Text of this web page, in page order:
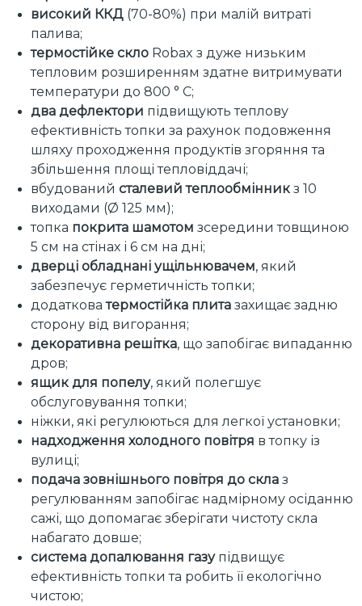
високий ККД (70-80%) при малій витраті
палива;
термостійке скло Robax з дуже низьким
тепловим розширенням здатне витримувати
температури до 800 ° C;
два дефлектори підвищують теплову
ефективність топки за рахунок подовження
шляху проходження продуктів згоряння та
збільшення площі тепловіддачі;
вбудований сталевий теплообмінник з 10
виходами (Ø 125 мм);
топка покрита шамотом зсередини товщиною
5 см на стінах і 6 см на дні;
дверці обладнані ущільнювачем, який
забезпечує герметичність топки;
додатковатермостійка плита захищає задню
сторону від вигорання;
декоративна решітка, що запобігає випаданню
дров;
ящик для попелу, який полегшує
обслуговування топки;
ніжки, які регулюються для легкої установки;
надходження холодного повітря в топку із
вулиці;
подача зовнішнього повітря до скла з
регулюванням запобігає надмірному осіданню
сажі, що допомагає зберігати чистоту скла
набагато довше;
система допалювання газупідвищує
ефективність топки та робить її екологічно
чистою;